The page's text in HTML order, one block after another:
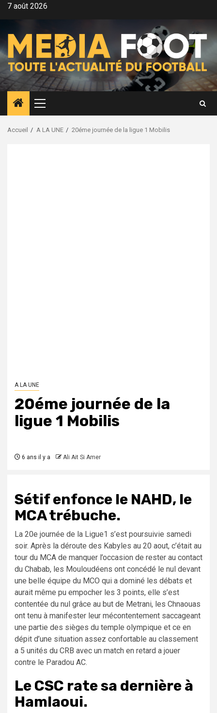
Aller7 août 2026
Menu
principal
Accueil A LA UNE 20éme journée de la ligue 1 Mobilis
A LA UNE
20éme journée de la
ligue 1 Mobilis
6 ans il y a Ali Ait Si Amer
Sétif enfonce le NAHD, le
MCA trébuche.
La 20e journée de la Ligue1 s’est poursuivie samedi
soir. Après la déroute des Kabyles au 20 aout, c’était au
tour du MCA de manquer l’occasion de rester au contact
du Chabab, les Mouloudéens ont concédé le nul devant
une belle équipe du MCO qui a dominé les débats et
aurait même pu empocher les 3 points, elle s’est
contentée du nul grâce au but de Metrani, les Chnaouas
ont tenu à manifester leur mécontentement saccageant
une partie des sièges du temple olympique et ce en
dépit d’une situation assez confortable au classement
a 5 unités du CRB avec un match en retard a jouer
contre le Paradou AC.
Le CSC rate sa dernière à
Hamlaoui.